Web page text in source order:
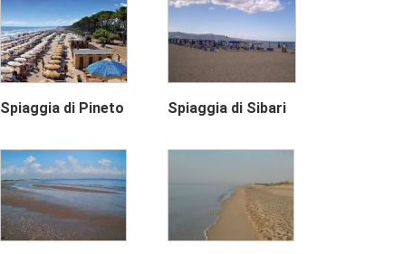
Spiaggia di Pineto Spiaggia di Sibari
Next